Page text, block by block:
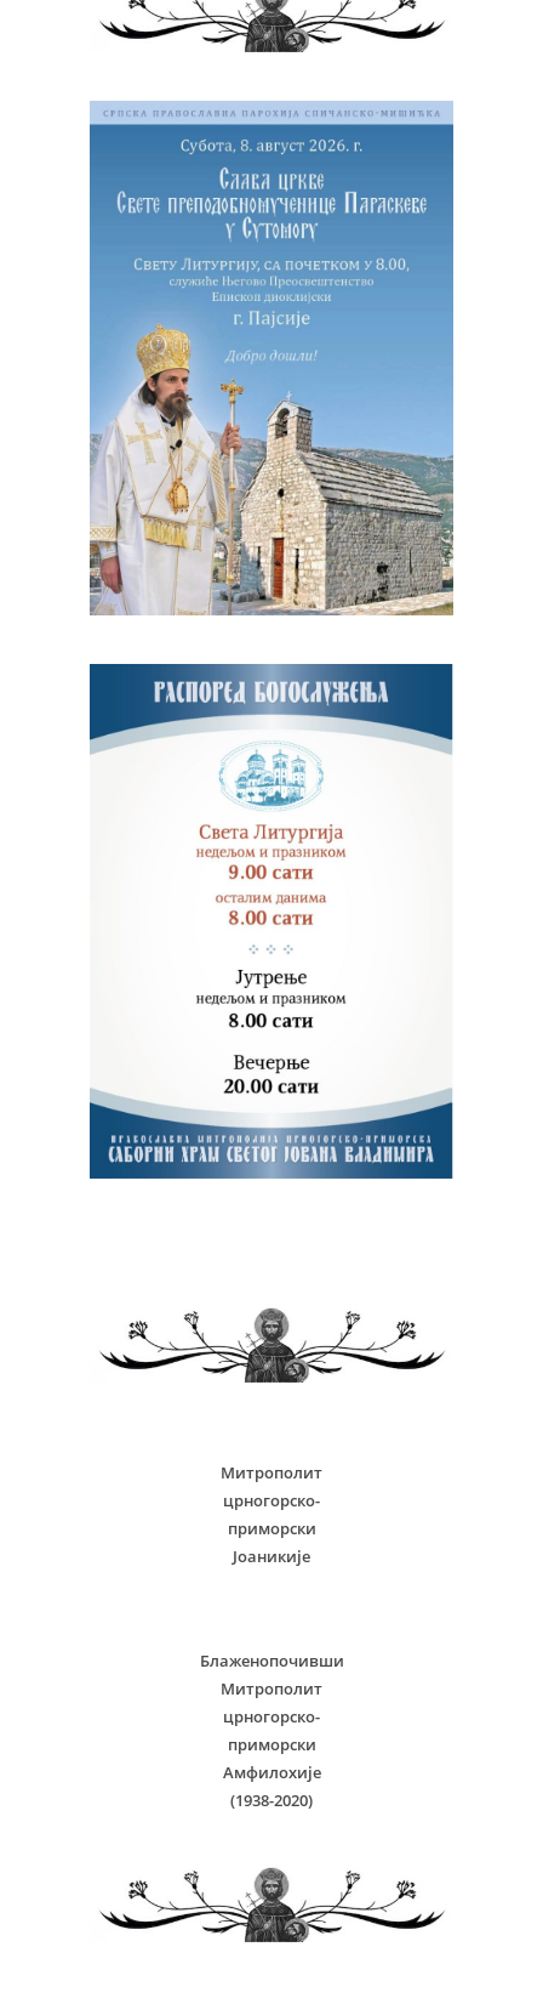
Митрополит
црногорско-
приморски
Јоаникије
Блаженопочивши
Митрополит
црногорско-
приморски
Амфилохије
(1938-2020)